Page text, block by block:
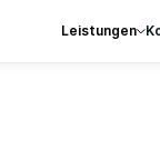
Leistungen